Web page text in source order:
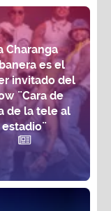
Charanga
es el
invitado del
¨Cara de
de la tele al
estadio¨